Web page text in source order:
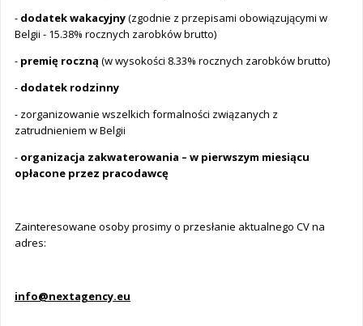
- dodatek wakacyjny(zgodnie z przepisami obowiązującymi w
Belgii - 15.38% rocznych zarobków brutto)
- premię roczną (w wysokości 8.33% rocznych zarobków brutto)
- dodatek rodzinny
- zorganizowanie wszelkich formalności związanych z
zatrudnieniem w Belgii
- organizacja zakwaterowania – w pierwszym miesiącu
opłacone przez pracodawcę
Zainteresowane osoby prosimy o przesłanie aktualnego CV na
adres:
info@nextagency.eu